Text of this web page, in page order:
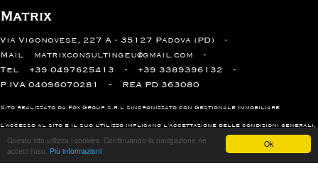
Ok
Questo sito utilizza i cookies. Continuando la navigazione ne
accetti l'uso. Più informazioni
Matrix
Via Vigonovese, 227 A - 35127 Padova (PD)
Mail matrixconsultingeu@gmail.com
Tel +39 0497625413 +39 3389396132
P.IVA 04096070281 REA PD 363080
Sito realizzato da Fox Group s.r.l sincronizzato con Gestionale Immobiliare
L'accesso al sito e il suo utilizzo implicano l'accettazione delle condizioni generali